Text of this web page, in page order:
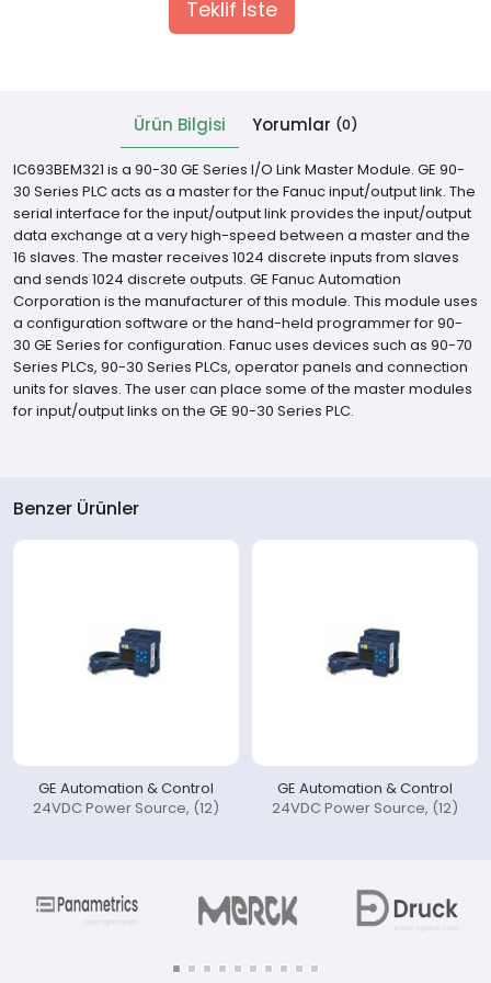
Teklif İste
Ürün Bilgisi Yorumlar (0)
IC693BEM321 is a 90-30 GE Series I/O Link Master Module. GE 90-
30 Series PLC acts as a master for the Fanuc input/output link. The
serial interface for the input/output link provides the input/output
data exchange at a very high-speed between a master and the
16 slaves. The master receives 1024 discrete inputs from slaves
and sends 1024 discrete outputs. GE Fanuc Automation
Corporation is the manufacturer of this module. This module uses
a configuration software or the hand-held programmer for 90-
30 GE Series for configuration. Fanuc uses devices such as 90-70
Series PLCs, 90-30 Series PLCs, operator panels and connection
units for slaves. The user can place some of the master modules
for input/output links on the GE 90-30 Series PLC.
Benzer Ürünler
GE Automation & Control
24VDC Power Source, (12)
GE Automation & Control
24VDC Power Source, (12)